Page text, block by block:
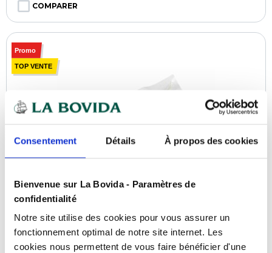
Consentement Détails À propos des cookies
Bienvenue sur La Bovida - Paramètres de
confidentialité
Notre site utilise des cookies pour vous assurer un
fonctionnement optimal de notre site internet. Les
cookies nous permettent de vous faire bénéficier d'une
COMPARER
Promo
TOP VENTE
Sac sous vide de conservation 90 µ 20 x 30
cm - par 100
Référence :0100232109